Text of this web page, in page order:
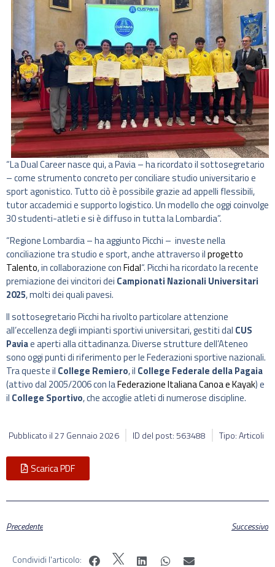
“La Dual Career nasce qui, a Pavia – ha ricordato il sottosegretario
– come strumento concreto per conciliare studio universitario e
sport agonistico. Tutto ciò è possibile grazie ad appelli flessibili,
tutor accademici e supporto logistico. Un modello che oggi coinvolge
30 studenti-atleti e si è diffuso in tutta la Lombardia”.
“Regione Lombardia – ha aggiunto Picchi – investe nella
conciliazione tra studio e sport, anche attraverso ilprogetto
Talento, in collaborazione conFidal“. Picchi ha ricordato la recente
premiazione dei vincitori dei Campionati Nazionali Universitari
2025, molti dei quali pavesi.
Il sottosegretario Picchi ha rivolto particolare attenzione
all’eccellenza degli impianti sportivi universitari, gestiti dal CUS
Paviae aperti alla cittadinanza. Diverse strutture dell’Ateneo
sono oggi punti di riferimento per le Federazioni sportive nazionali.
Tra queste il College Remiero, il College Federale della Pagaia
(attivo dal 2005/2006 con laFederazione Italiana Canoa e Kayak) e
il College Sportivo, che accoglie atleti di numerose discipline.
Pubblicato il27 Gennaio 2026 ID del post: 563488 Tipo: Articoli
Scarica PDF
Precedente Successivo
Condividi l'articolo: